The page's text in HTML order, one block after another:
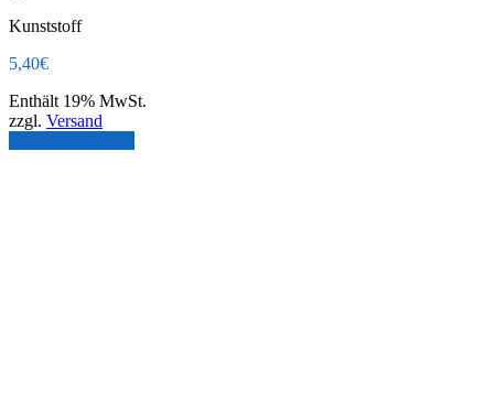
Kunststoff
5,40€
Enthält 19% MwSt.
zzgl. Versand